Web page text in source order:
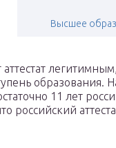
Высшее
образования.
11 лет
российский